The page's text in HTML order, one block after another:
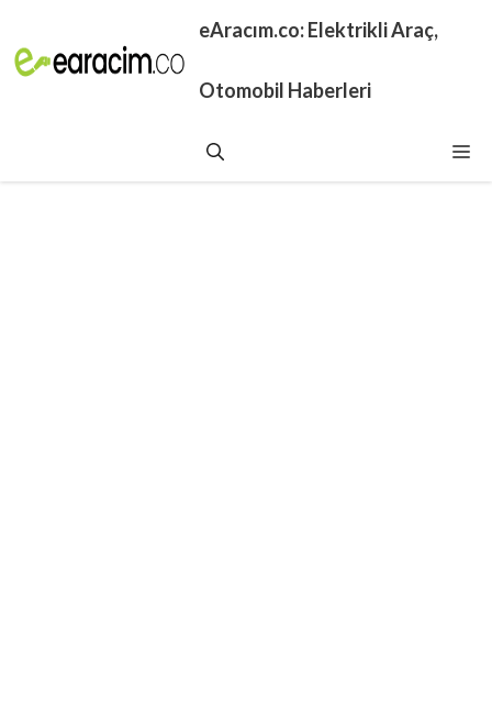
eAracım.co: Elektrikli Araç,
Otomobil Haberleri